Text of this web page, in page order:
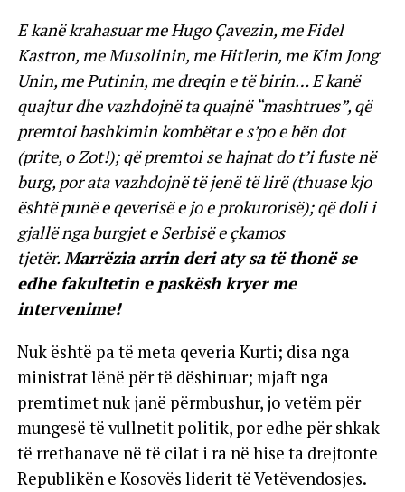
E kanë krahasuar me Hugo Çavezin, me Fidel
Kastron, me Musolinin, me Hitlerin, me Kim Jong
Unin, me Putinin, me dreqin e të birin… E kanë
quajtur dhe vazhdojnë ta quajnë “mashtrues”, që
premtoi bashkimin kombëtar e s’po e bën dot
(prite, o Zot!); që premtoi se hajnat do t’i fuste në
burg, por ata vazhdojnë të jenë të lirë (thuase kjo
është punë e qeverisë e jo e prokurorisë); që doli i
gjallë nga burgjet e Serbisë e çkamos
tjetër. Marrëzia arrin deri aty sa të thonë se
edhe fakultetin e paskësh kryer me
intervenime!
Nuk është pa të meta qeveria Kurti; disa nga
ministrat lënë për të dëshiruar; mjaft nga
premtimet nuk janë përmbushur, jo vetëm për
mungesë të vullnetit politik, por edhe për shkak
të rrethanave në të cilat i ra në hise ta drejtonte
Republikën e Kosovës liderit të Vetëvendosjes.